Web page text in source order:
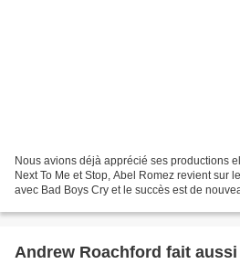
Nous avions déjà apprécié ses productions
Next To Me et Stop, Abel Romez revient sur
avec Bad Boys Cry et le succès est de
Andrew Roachford fait